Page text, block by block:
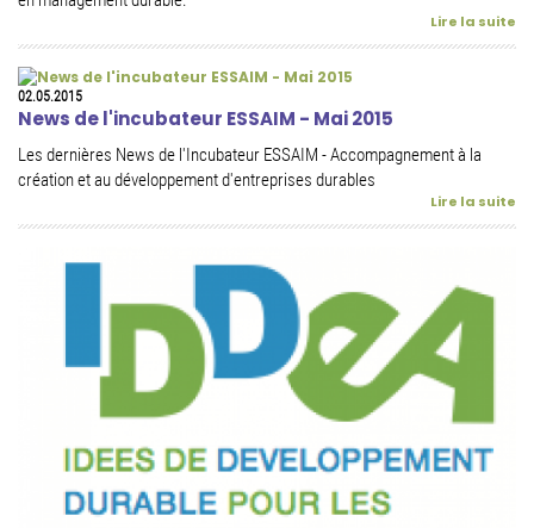
Lire la suite
02.05.2015
News de l'incubateur ESSAIM - Mai 2015
Les dernières News de l'Incubateur ESSAIM - Accompagnement à la
création et au développement d'entreprises durables
Lire la suite